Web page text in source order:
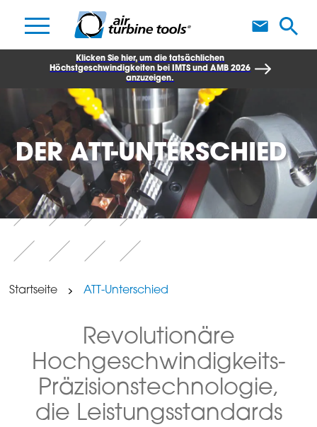
Klicken Sie hier, um die tatsächlichen
Höchstgeschwindigkeiten bei IMTS und AMB 2026
anzuzeigen.
DER ATT-UNTERSCHIED
Startseite ATT-Unterschied
Revolutionäre
Hochgeschwindigkeits-
Präzisionstechnologie,
die Leistungsstandards